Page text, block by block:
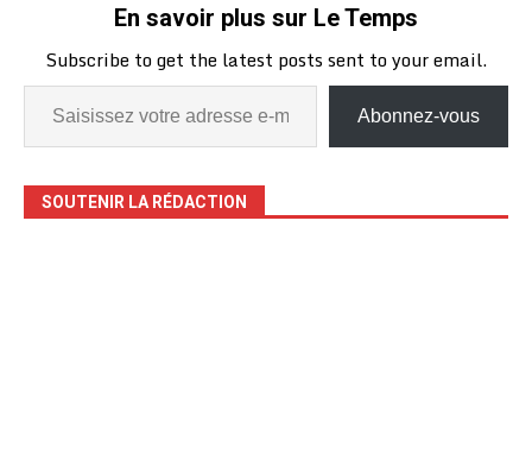
En savoir plus sur Le Temps
Subscribe to get the latest posts sent to your email.
Abonnez-vous
SOUTENIR LA RÉDACTION